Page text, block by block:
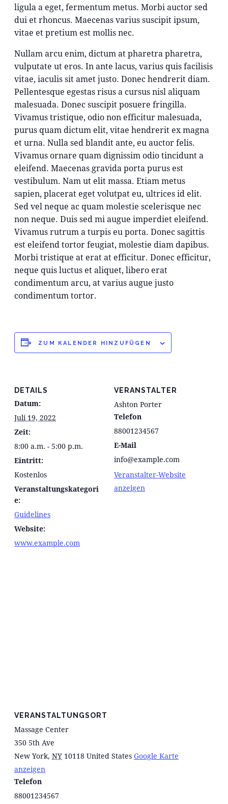
ligula a eget, fermentum metus. Morbi auctor sed
dui et rhoncus. Maecenas varius suscipit ipsum,
vitae et pretium est mollis nec.
Nullam arcu enim, dictum at pharetra pharetra,
vulputate ut eros. In ante lacus, varius quis facilisis
vitae, iaculis sit amet justo. Donec hendrerit diam.
Pellentesque egestas risus a cursus nisl aliquam
malesuada. Donec suscipit posuere fringilla.
Vivamus tristique, odio non efficitur malesuada,
purus quam dictum elit, vitae hendrerit ex magna
et urna. Nulla sed blandit ante, eu auctor felis.
Vivamus ornare quam dignissim odio tincidunt a
eleifend. Maecenas gravida porta purus est
vestibulum. Nam ut elit massa. Etiam metus
sapien, placerat eget volutpat eu, ultrices id elit.
Sed vel neque ac quam molestie scelerisque nec
non neque. Duis sed mi augue imperdiet eleifend.
Vivamus rutrum a turpis eu porta. Donec sagittis
est eleifend tortor feugiat, molestie diam dapibus.
Morbi tristique at erat at efficitur. Donec efficitur,
neque quis luctus et aliquet, libero erat
condimentum arcu, at varius augue justo
condimentum tortor.
ZUM KALENDER HINZUFÜGEN
DETAILS
Datum:
Juli 19, 2022
Zeit:
8:00 a.m. - 5:00 p.m.
Eintritt:
Kostenlos
Veranstaltungskategori
e:
Guidelines
Website:
www.example.com
VERANSTALTER
Ashton Porter
Telefon
88001234567
E-Mail
info@example.com
Veranstalter-Website
anzeigen
VERANSTALTUNGSORT
Massage Center
350 5th Ave
New York, NY 10118 United States Google Karte
anzeigen
Telefon
88001234567